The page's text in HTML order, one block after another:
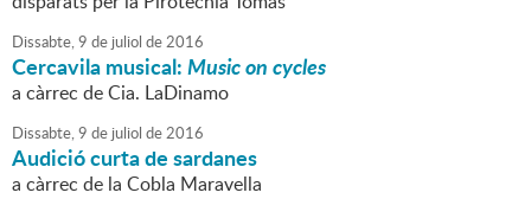
Dissabte,9 de juliol de2016
Cercavila musical:Music on cycles
a càrrec de Cia. LaDinamo
Dissabte,9 de juliol de2016
Audició curta de sardanes
a càrrec de la Cobla Maravella